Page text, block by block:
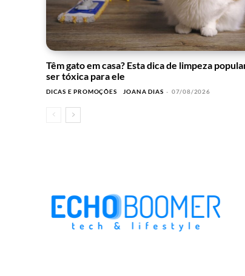
Têm gato em casa? Esta dica de limpeza
ser tóxica para ele
DICAS E PROMOÇÕES JOANA DIAS - 07/08/2026